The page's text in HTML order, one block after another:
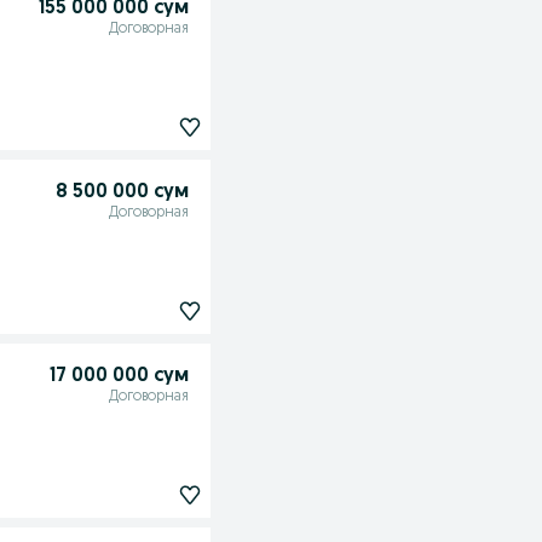
155 000 000 сум
Договорная
8 500 000 сум
Договорная
17 000 000 сум
Договорная